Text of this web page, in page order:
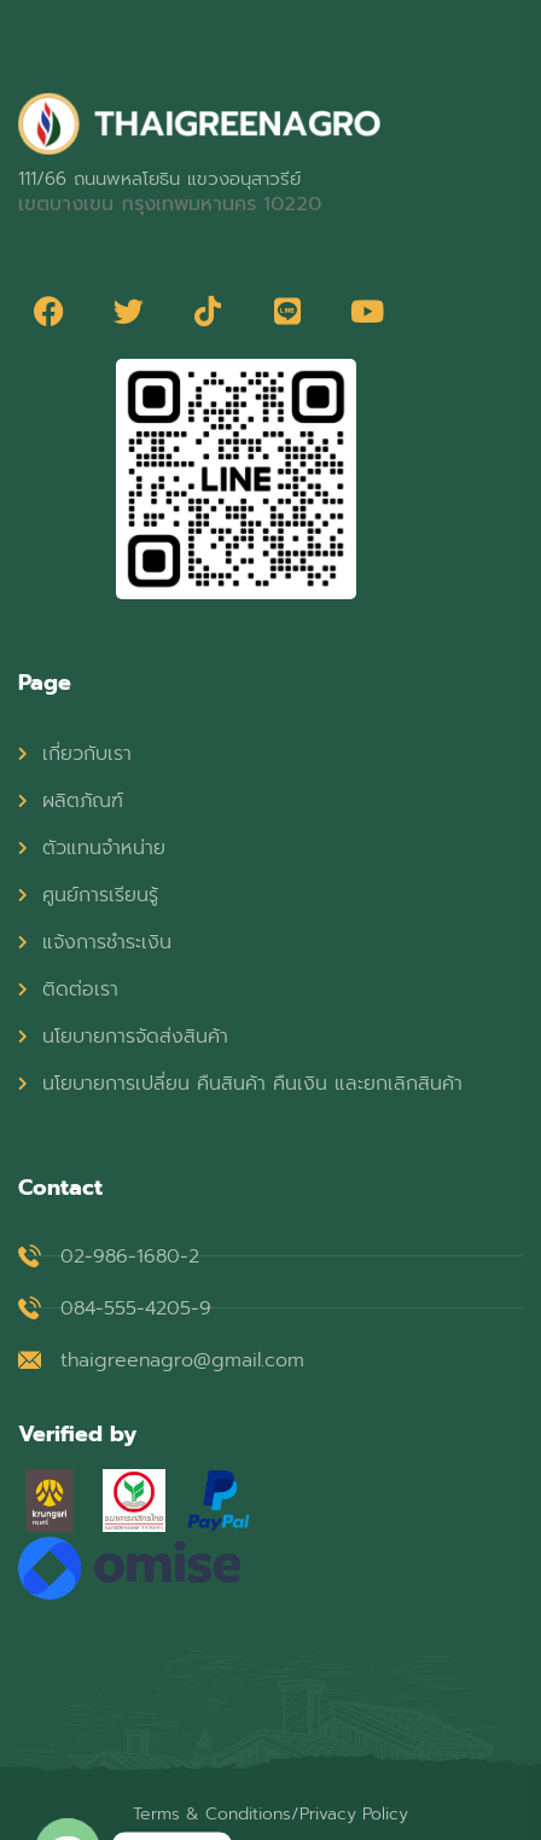
111/66 ถนนพหลโยธิน แขวงอนุสาวรีย์
เขตบางเขน กรุงเทพมหานคร 10220
Page
เกี่ยวกับเรา
ผลิตภัณฑ์
ตัวแทนจำหน่าย
ศูนย์การเรียนรู้
แจ้งการชำระเงิน
ติดต่อเรา
นโยบายการจัดส่งสินค้า
นโยบายการเปลี่ยน คืนสินค้า คืนเงิน และยกเลิกสินค้า
Contact
02-986-1680-2
084-555-4205-9
thaigreenagro@gmail.com
Verified by
Terms & Conditions/Privacy Policy